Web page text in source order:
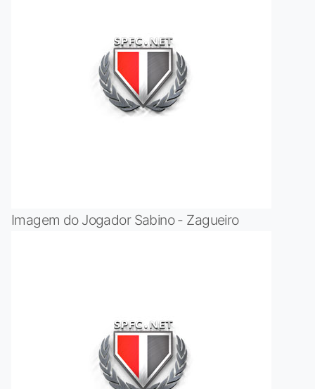
Imagem do Jogador Sabino - Zagueiro